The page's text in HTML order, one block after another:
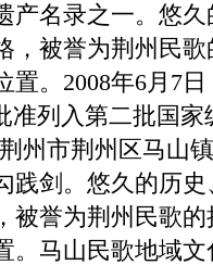
产名录之一。悠
，被誉为荆州民
置。2008年6月7
准列入第二批国
州市荆州区马山
践剑。悠久的历
被誉为荆州民歌
。马山民歌地域